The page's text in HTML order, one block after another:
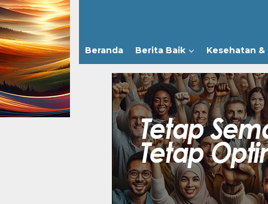
Beranda Berita Baik Kesehatan &